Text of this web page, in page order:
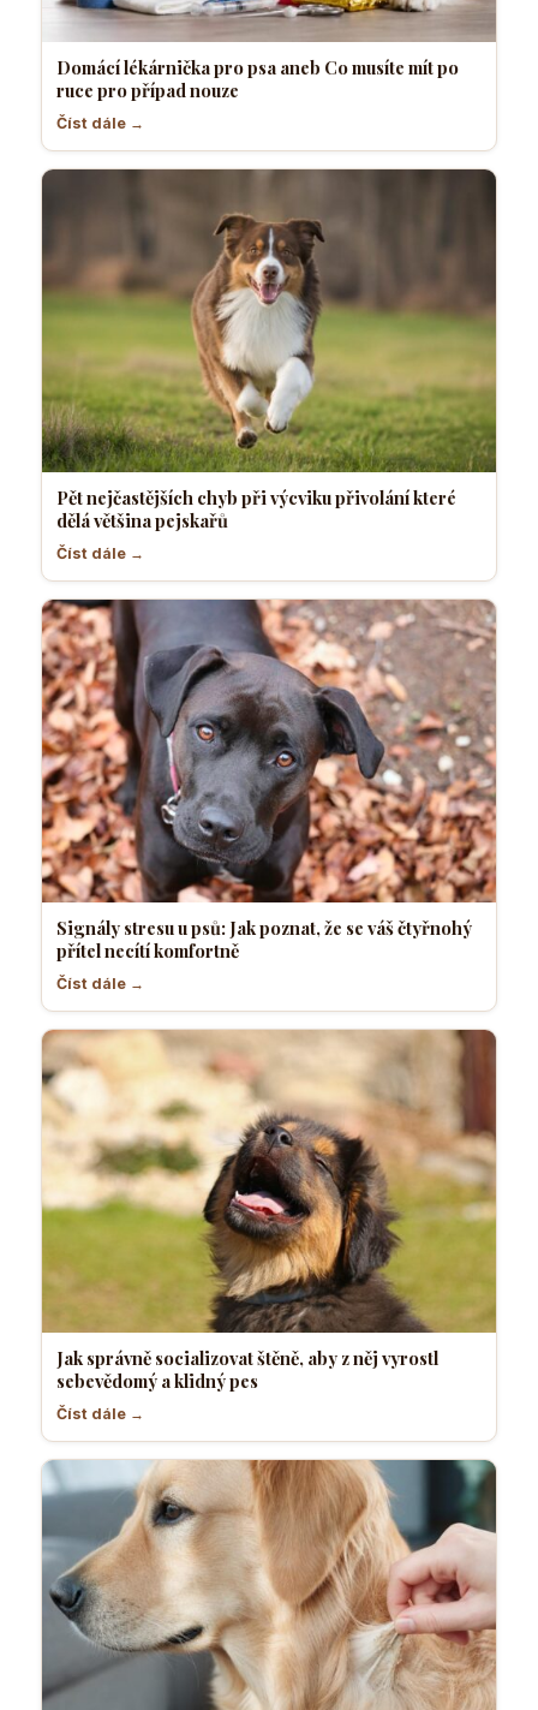
Domácí lékárnička pro psa aneb Co musíte mít po
ruce pro případ nouze
Číst dále →
Pět nejčastějších chyb při výcviku přivolání které
dělá většina pejskařů
Číst dále →
Signály stresu u psů: Jak poznat, že se váš čtyřnohý
přítel necítí komfortně
Číst dále →
Jak správně socializovat štěně, aby z něj vyrostl
sebevědomý a klidný pes
Číst dále →